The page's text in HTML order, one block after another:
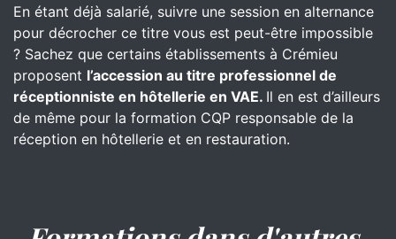
En étant déjà salarié, suivre une session en alternance
pour décrocher ce titre vous est peut-être impossible
? Sachez que certains établissements à Crémieu
proposent l’accession au titre professionnel de
réceptionniste en hôtellerie en VAE. Il en est d’ailleurs
de même pour la formation CQP responsable de la
réception en hôtellerie et en restauration.